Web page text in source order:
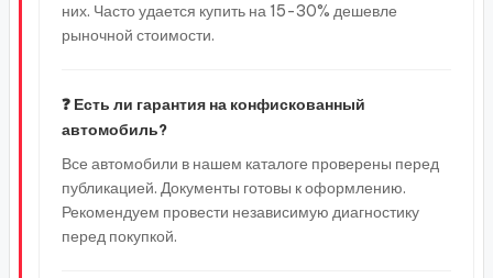
них. Часто удается купить на 15-30% дешевле
рыночной стоимости.
❓ Есть ли гарантия на конфискованный
автомобиль?
Все автомобили в нашем каталоге проверены перед
публикацией. Документы готовы к оформлению.
Рекомендуем провести независимую диагностику
перед покупкой.